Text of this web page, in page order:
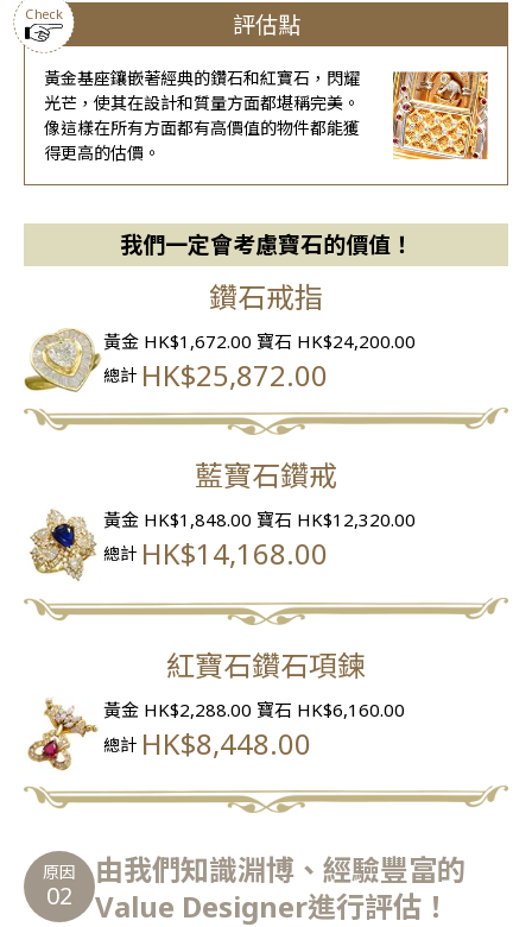
Check 評估點
黃金基座鑲嵌著經典的鑽石和紅寶石，閃耀
光芒，使其在設計和質量方面都堪稱完美。
像這樣在所有方面都有高價值的物件都能獲
得更高的估價。
我們一定會考慮寶石的價值！
鑽石戒指
黃金 HK$1,672.00 寶石 HK$24,200.00
總計 HK$25,872.00
藍寶石鑽戒
黃金 HK$1,848.00 寶石 HK$12,320.00
總計 HK$14,168.00
紅寶石鑽石項鍊
黃金 HK$2,288.00 寶石 HK$6,160.00
總計 HK$8,448.00
原因
02
由我們知識淵博、經驗豐富的
Value Designer進行評估！